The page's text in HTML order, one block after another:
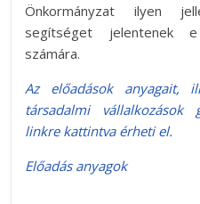
Önkormányzat ilyen
segítséget jelentenek e
számára.
Az előadások anyagait,
társadalmi vállalkozások
linkre kattintva érheti el.
Előadás anyagok